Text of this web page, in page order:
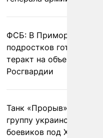
ФСБ: В Приморье трое
подростков готовили
теракт на объекте
Росгвардии
Танк «Прорыв»
группу украинских
боевиков под